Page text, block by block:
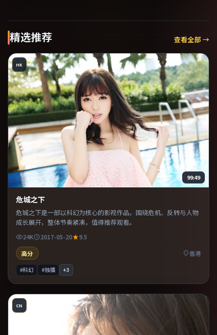
精选推荐 查看全部 →
HK
99:49
危城之下
危城之下是一部以科幻为核心的影视作品，围绕危机、反转与人物
成长展开，整体节奏紧凑，值得推荐观看。
24K 2017-05-20
9.5
高分
香港
#科幻 #独播 +3
CN